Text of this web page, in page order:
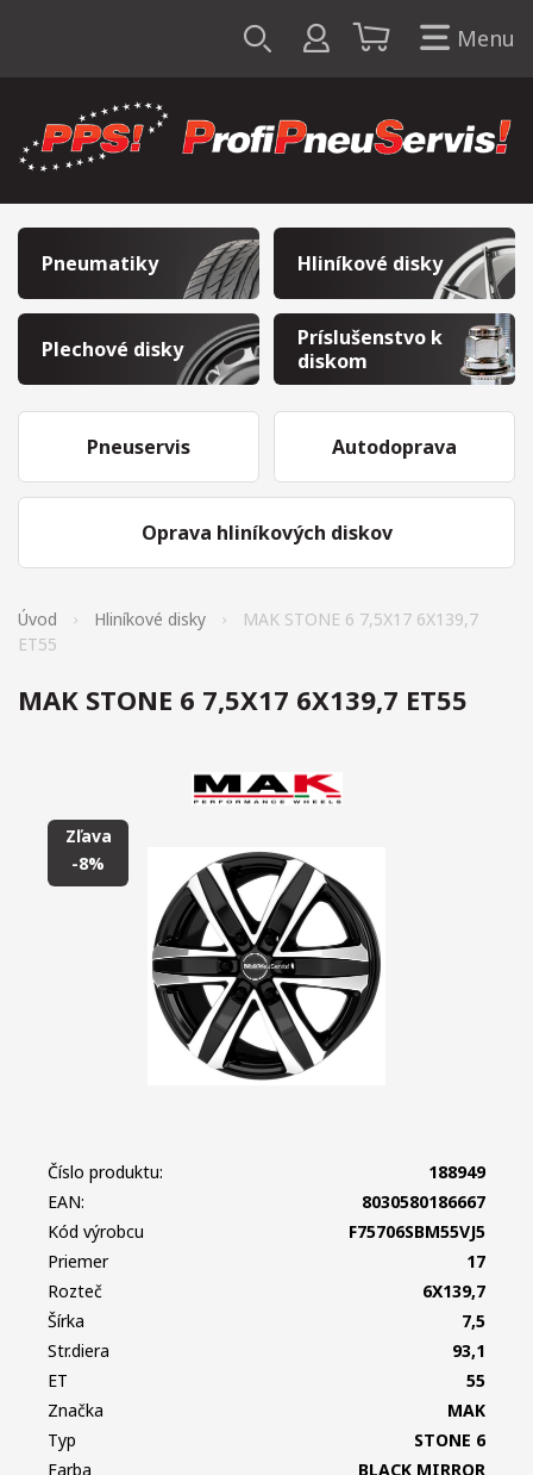
Menu
Pneumatiky Hliníkové disky
Plechové disky
Príslušenstvo k
diskom
Pneuservis
Oprava hliníkových diskov
Autodoprava
Úvod Hliníkové disky
MAK STONE 6 7,5X17 6X139,7
ET55
MAK STONE 6 7,5X17 6X139,7 ET55
Zľava
-8%
Číslo produktu:
188949
EAN:
8030580186667
Kód výrobcu
F75706SBM55VJ5
Priemer
17
Rozteč
6X139,7
Šírka
7,5
Str.diera
93,1
ET
55
Značka
MAK
Typ
STONE 6
Farba
BLACK MIRROR